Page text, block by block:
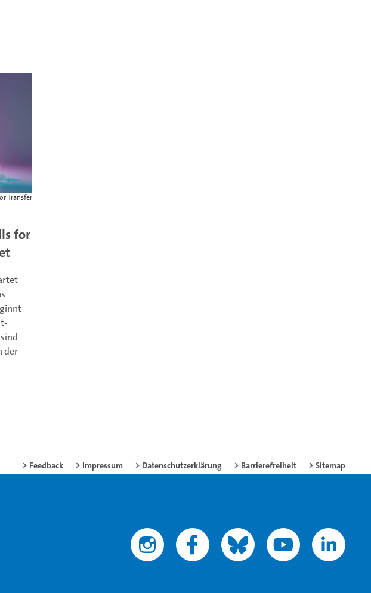
Transfer
for
der
Feedback Impressum Datenschutzerklärung Barrierefreiheit Sitemap